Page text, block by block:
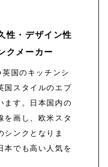
性・デザイン性
ク メーカー
国のキッチンシ
国スタイルのエプ
ます。日本国内の
を画し、欧米スタ
シンクとなりま
本でも高い人気を